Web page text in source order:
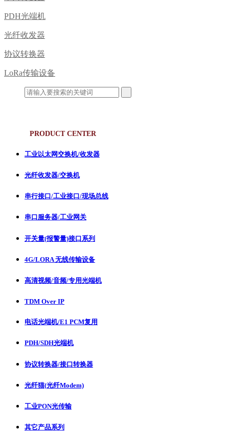
PDH光端机
光纤收发器
协议转换器
LoRa传输设备
PRODUCT CENTER
工业以太网交换机/收发器
光纤收发器/交换机
串行接口/工业接口/现场总线
串口服务器/工业网关
开关量(报警量)接口系列
4G/LORA 无线传输设备
高清视频/音频/专用光端机
TDM Over IP
电话光端机/E1 PCM复用
PDH/SDH光端机
协议转换器/接口转换器
光纤猫(光纤Modem)
工业PON光传输
其它产品系列